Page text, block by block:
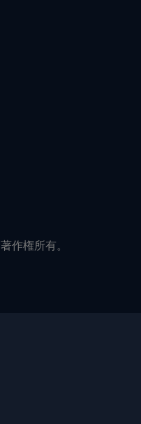
作権所有。